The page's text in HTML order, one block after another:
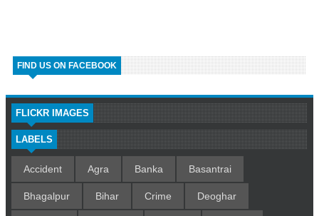
FIND US ON FACEBOOK
FLICKR IMAGES
LABELS
Accident Agra Banka Basantrai
Bhagalpur Bihar Crime Deoghar